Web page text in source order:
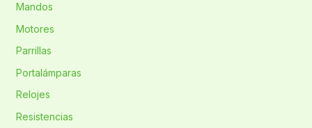
Mandos
Motores
Parrillas
Portalámparas
Relojes
Resistencias